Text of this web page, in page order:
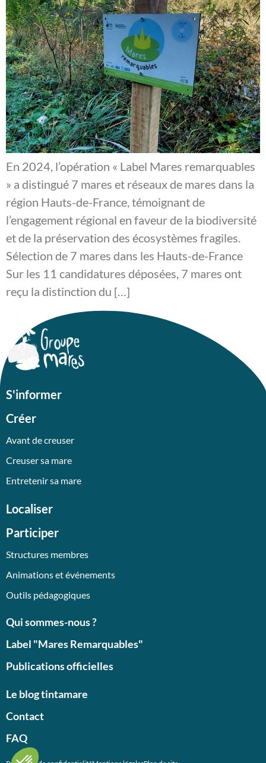
En 2024, l’opération « Label Mares remarquables
» a distingué 7 mares et réseaux de mares dans la
région Hauts-de-France, témoignant de
l’engagement régional en faveur de la biodiversité
et de la préservation des écosystèmes fragiles.
Sélection de 7 mares dans les Hauts-de-France
Sur les 11 candidatures déposées, 7 mares ont
reçu la distinction du […]
S'informer
Créer
Avant de creuser
Creuser sa mare
Entretenir sa mare
Localiser
Participer
Structures membres
Animations et événements
Outils pédagogiques
Qui sommes-nous ?
Label "Mares Remarquables"
Publications officielles
Le blog tintamare
Contact
FAQ